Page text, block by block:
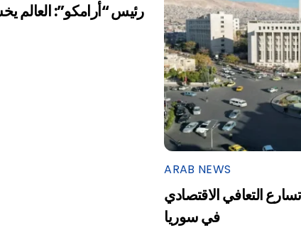
ARAB NEWS
التعافي الاقتصادي
في سوريا